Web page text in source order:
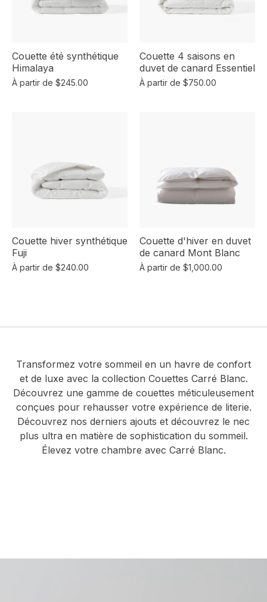
Couette été synthétique
Himalaya
À partir de $245.00
Couette hiver synthétique
Fuji
À partir de $240.00
Couette 4 saisons en
duvet de canard Essentiel
À partir de $750.00
Couette d'hiver en duvet
de canard Mont Blanc
À partir de $1,000.00
Transformez votre sommeil en un havre de confort
et de luxe avec la collection Couettes Carré Blanc.
Découvrez une gamme de couettes méticuleusement
conçues pour rehausser votre expérience de literie.
Découvrez nos derniers ajouts et découvrez le nec
plus ultra en matière de sophistication du sommeil.
Élevez votre chambre avec Carré Blanc.